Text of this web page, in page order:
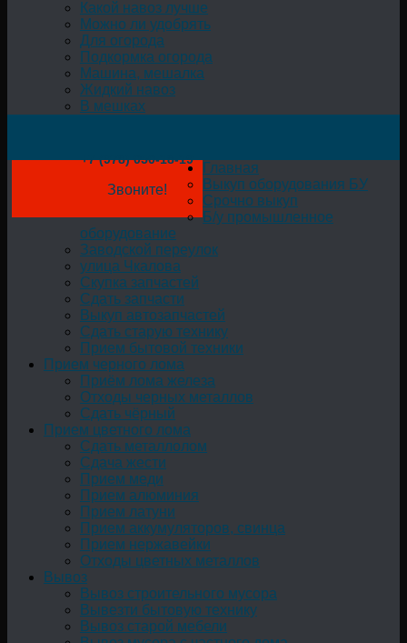
Какой навоз лучше
Можно ли удобрять
Для огорода
Подкормка огорода
Машина, мешалка
Жидкий навоз
В мешках
+7 (978) 050-18-19
Звоните!
Главная
Выкуп оборудования БУ
Срочно выкуп
Б/у промышленное
оборудование
Заводской переулок
улица Чкалова
Скупка запчастей
Сдать запчасти
Выкуп автозапчастей
Сдать старую технику
Прием бытовой техники
Прием черного лома
Приём лома железа
Отходы черных металлов
Сдать чёрный
Прием цветного лома
Сдать металлолом
Сдача жести
Прием меди
Прием алюминия
Прием латуни
Прием аккумуляторов, свинца
Прием нержавейки
Отходы цветных металлов
Вывоз
Вывоз строительного мусора
Вывезти бытовую технику
Вывоз старой мебели